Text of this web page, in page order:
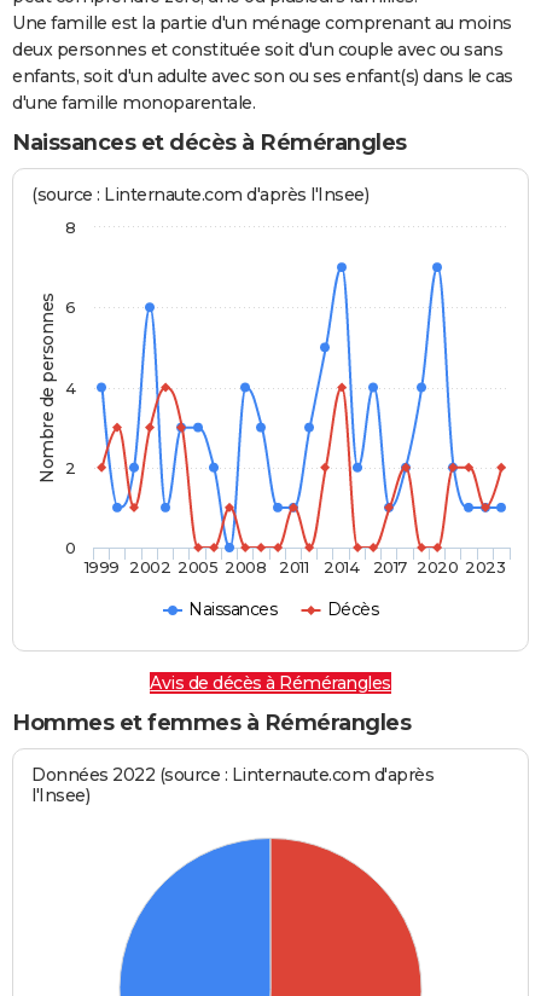
Une famille est la partie d'un ménage comprenant au moins
deux personnes et constituée soit d'un couple avec ou sans
enfants, soit d'un adulte avec son ou ses enfant(s) dans le cas
d'une famille monoparentale.
Naissances et décès à Rémérangles
Nombre de personnes
(source : Linternaute.com d'après l'Insee)
Naissances Décès
1999 2002 2005 2008 2011 2014 2017 2020 2023
0
2
4
6
8
Avis de décès à Rémérangles
Hommes et femmes à Rémérangles
Données 2022 (source : Linternaute.com d'après
l'Insee)